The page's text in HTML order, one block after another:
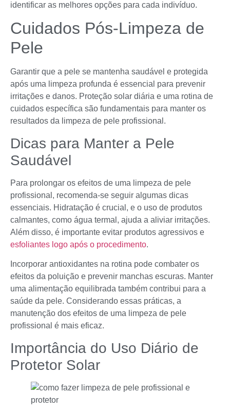
identificar as melhores opções para cada indivíduo.
Cuidados Pós-Limpeza de
Pele
Garantir que a pele se mantenha saudável e protegida
após uma limpeza profunda é essencial para prevenir
irritações e danos. Proteção solar diária e uma rotina de
cuidados específica são fundamentais para manter os
resultados da limpeza de pele profissional.
Dicas para Manter a Pele
Saudável
Para prolongar os efeitos de uma limpeza de pele
profissional, recomenda-se seguir algumas dicas
essenciais. Hidratação é crucial, e o uso de produtos
calmantes, como água termal, ajuda a aliviar irritações.
Além disso, é importante evitar produtos agressivos e
esfoliantes logo após o procedimento.
Incorporar antioxidantes na rotina pode combater os
efeitos da poluição e prevenir manchas escuras. Manter
uma alimentação equilibrada também contribui para a
saúde da pele. Considerando essas práticas, a
manutenção dos efeitos de uma limpeza de pele
profissional é mais eficaz.
Importância do Uso Diário de
Protetor Solar